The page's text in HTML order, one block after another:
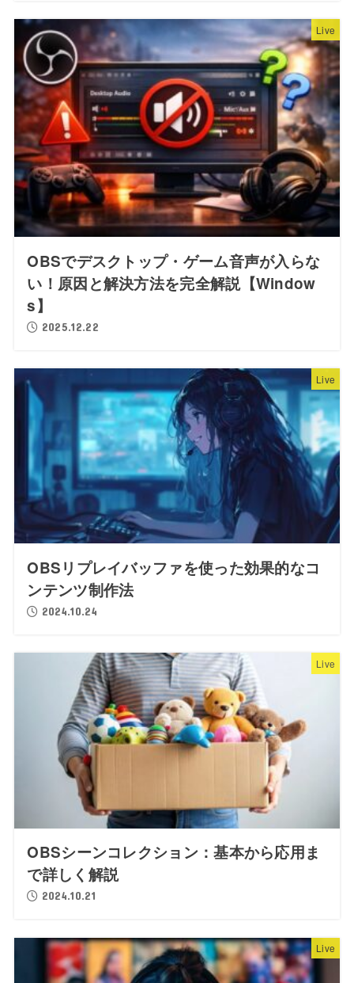
Live
OBSでデスクトップ・ゲーム音声が入らな
い！原因と解決方法を完全解説【Window
s】
2025.12.22
Live
OBSリプレイバッファを使った効果的なコ
ンテンツ制作法
2024.10.24
Live
OBSシーンコレクション：基本から応用ま
で詳しく解説
2024.10.21
Live